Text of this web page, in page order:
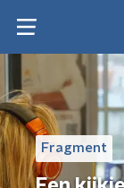
Fragment